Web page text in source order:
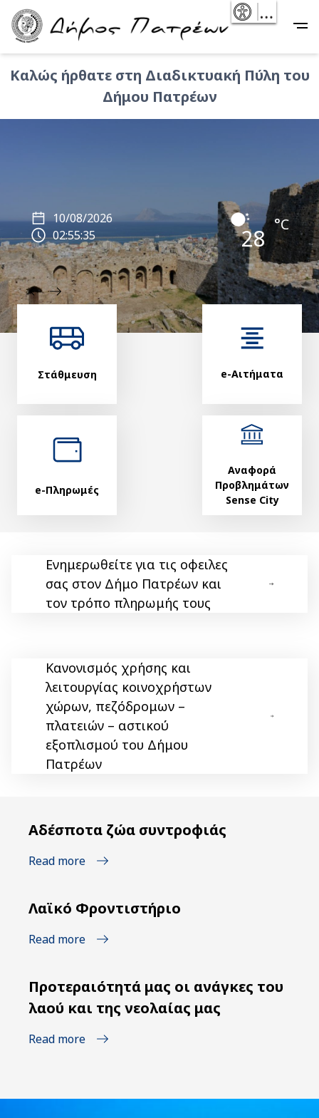
Skip
main
Main
navigation
Καλώς ήρθατε στη Διαδικτυακή Πύλη του
Δήμου Πατρέων
28 °C
10/08/2026
02:55:36
Στάθμευση e-Αιτήματα
e-Πληρωμές
Αναφορά
Προβλημάτων
Sense City
Ενημερωθείτε για τις οφειλες
σας στον Δήμο Πατρέων και
τον τρόπο πληρωμής τους
Κανονισμός χρήσης και
λειτουργίας κοινοχρήστων
χώρων, πεζόδρομων –
πλατειών – αστικού
εξοπλισμού του Δήμου
Πατρέων
Αδέσποτα ζώα συντροφιάς
Read more
Λαϊκό Φροντιστήριο
Read more
Προτεραιότητά μας οι ανάγκες του
λαού και της νεολαίας μας
Read more